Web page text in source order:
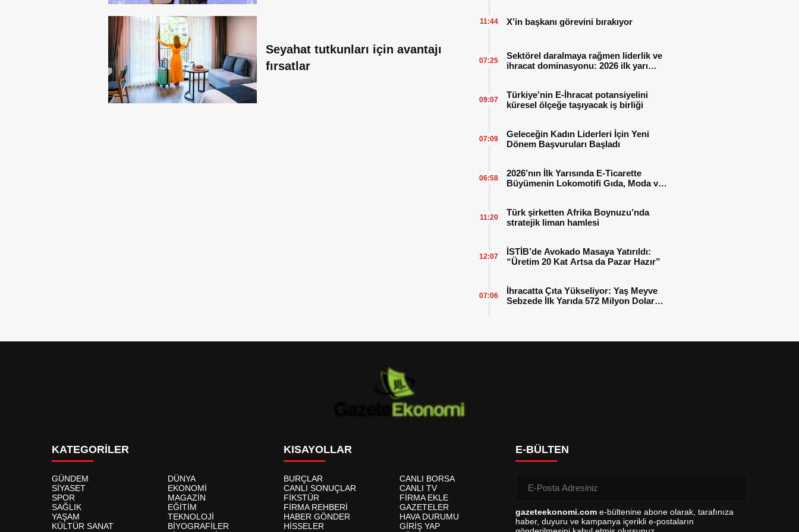
Seyahat tutkunları için avantajı
fırsatlar
X’in başkanı görevini bırakıyor
11:44
Sektörel daralmaya rağmen liderlik ve
ihracat dominasyonu: 2026 ilk yarı
07:25
Türkiye’nin E-İhracat potansiyelini
küresel ölçeğe taşıyacak iş birliği
09:07
Geleceğin Kadın Liderleri İçin Yeni
Dönem Başvuruları Başladı
07:09
2026’nın İlk Yarısında E-Ticarette
Büyümenin Lokomotifi Gıda, Moda ve
06:58
Türk şirketten Afrika Boynuzu’nda
stratejik liman hamlesi
11:20
İSTİB’de Avokado Masaya Yatırıldı:
“Üretim 20 Kat Artsa da Pazar Hazır”
12:07
İhracatta Çıta Yükseliyor: Yaş Meyve
Sebzede İlk Yarıda 572 Milyon Dolar
07:06
KATEGORİLER
GÜNDEM
DÜNYA
SİYASET
EKONOMİ
SPOR
MAGAZİN
SAĞLIK
EĞİTİM
YAŞAM
TEKNOLOJİ
KÜLTÜR SANAT
BİYOGRAFİLER
KISAYOLLAR
BURÇLAR
CANLI BORSA
CANLI SONUÇLAR
CANLI TV
FİKSTÜR
FİRMA EKLE
FİRMA REHBERİ
GAZETELER
HABER GÖNDER
HAVA DURUMU
HİSSELER
GİRİŞ YAP
E-BÜLTEN
gazeteekonomi.com e-bültenine abone olarak, tarafınıza
haber, duyuru ve kampanya içerikli e-postaların